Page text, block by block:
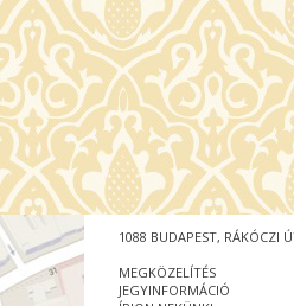
1088 BUDAPEST, RÁKÓCZI
MEGKÖZELÍTÉS
JEGYINFORMÁCIÓ